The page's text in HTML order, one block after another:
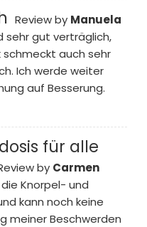
Review by Manuela
sehr gut verträglich,
schmeckt auch sehr
Ich werde weiter
auf Besserung.
für alle
by Carmen
Knorpel- und
kann noch keine
meiner Beschwerden